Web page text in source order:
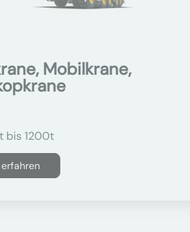
Mobilkrane,
bis 1200t